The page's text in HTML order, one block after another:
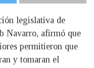
legislativa de
Navarro, afirmó que
permitieron que
y tomaran el